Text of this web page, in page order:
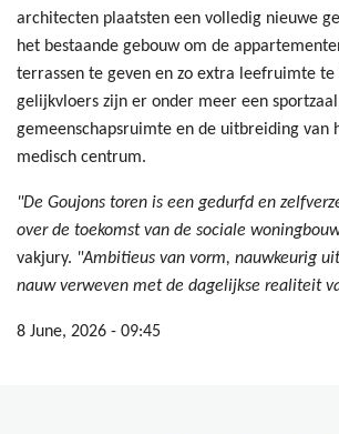
architecten plaatsten een volledig nieuwe
het bestaande gebouw om de
terrassen te geven en zo extra leefruimte te
gelijkvloers zijn er onder meer een
gemeenschapsruimte en de uitbreiding van
medisch centrum.
"De Goujons toren is een gedurfd en
over de toekomst van de sociale
vakjury. "Ambitieus van vorm, nauwkeurig
nauw verweven met de dagelijkse realiteit
8 June, 2026 - 09:45